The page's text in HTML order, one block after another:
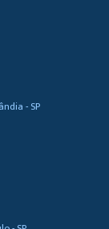
- SP